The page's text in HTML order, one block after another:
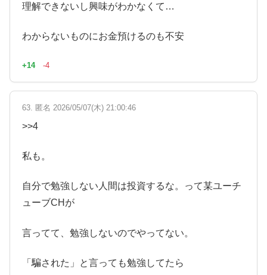
理解できないし興味がわかなくて…
わからないものにお金預けるのも不安
+14 -4
63. 匿名 2026/05/07(木) 21:00:46
>>4
私も。
自分で勉強しない人間は投資するな。って某ユーチ
ューブCHが
言ってて、勉強しないのでやってない。
「騙された」と言っても勉強してたら